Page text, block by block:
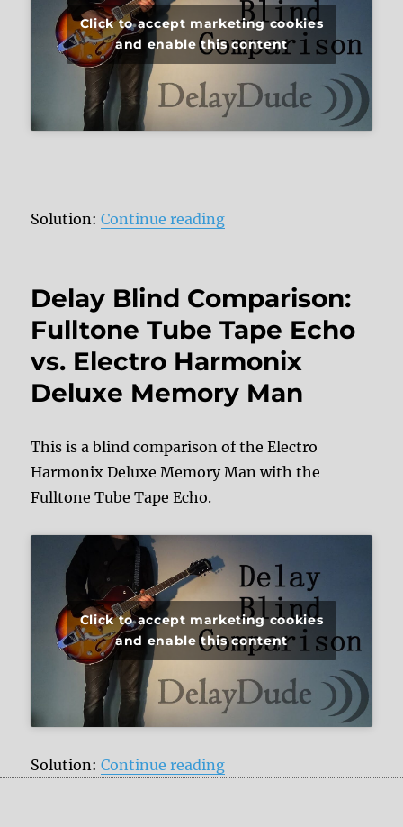
Click to accept marketing cookies
and enable this content
Solution:Continue reading“Delay Blind
Delay Blind Comparison:
Fulltone Tube Tape Echo
vs. Electro Harmonix
Deluxe Memory Man
This is a blind comparison of the Electro
Harmonix Deluxe Memory Man with the
Fulltone Tube Tape Echo.
Click to accept marketing cookies
and enable this content
Solution:Continue reading“Delay Blind